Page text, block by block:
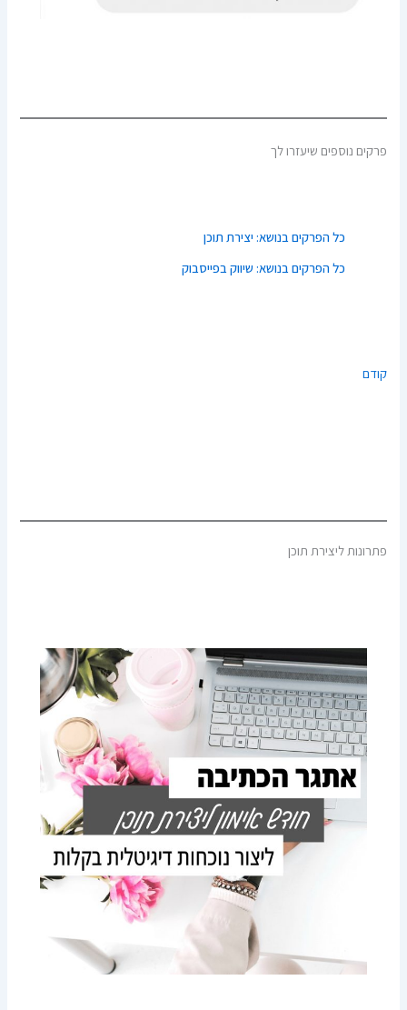
פרקים נוספים שיעזרו לך
כל הפרקים בנושא: יצירת תוכן
כל הפרקים בנושא: שיווק בפייסבוק
קודם
פתרונות ליצירת תוכן